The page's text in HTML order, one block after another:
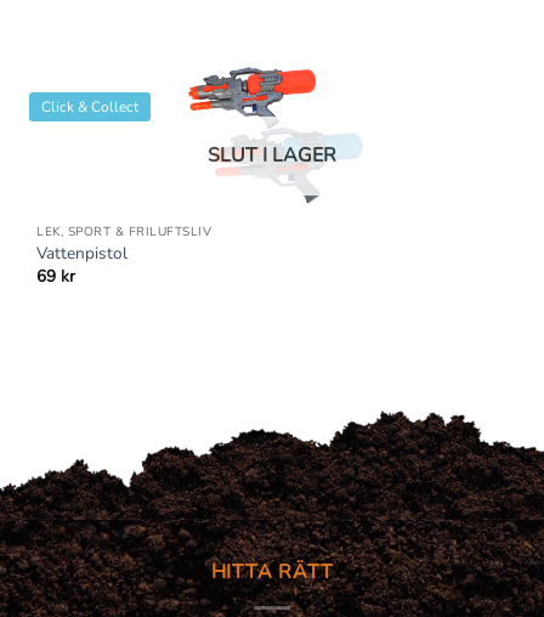
Click & Collect
SLUT I LAGER
LEK, SPORT & FRILUFTSLIV
Vattenpistol
69 kr
HITTA RÄTT